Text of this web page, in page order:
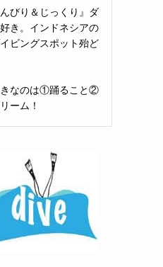
びり＆じっくり』ダ
き。インドネシアの
ビングスポット殆ど
きなのは①踊ること②
ーム！